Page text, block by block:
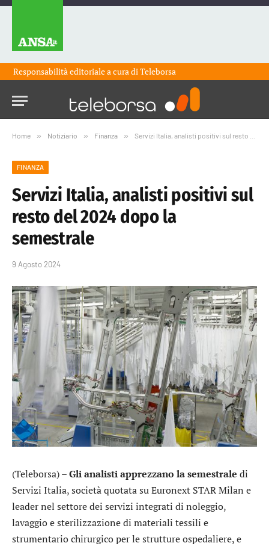
Responsabilità editoriale a cura diTeleborsa
Home » Notiziario » Finanza » Servizi Italia, analisti positivi sul resto del 2024 dopo la semestrale
FINANZA
Servizi Italia, analisti positivi sul
resto del 2024 dopo la
semestrale
9 Agosto 2024
(Teleborsa) –Gli analisti apprezzano la semestrale di
Servizi Italia, società quotata su Euronext STAR Milan e
leader nel settore dei servizi integrati di noleggio,
lavaggio e sterilizzazione di materiali tessili e
strumentario chirurgico per le strutture ospedaliere, e